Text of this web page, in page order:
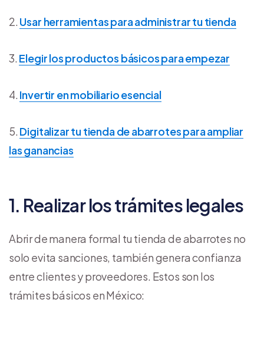
Usar herramientas para administrar tu tienda
Elegir los productos básicos para empezar
Invertir en mobiliario esencial
Digitalizar tu tienda de abarrotes para ampliar
las ganancias
1. Realizar los trámites legales
Abrir de manera formal tu tienda de abarrotes no
solo evita sanciones, también genera confianza
entre clientes y proveedores. Estos son los
trámites básicos en México: